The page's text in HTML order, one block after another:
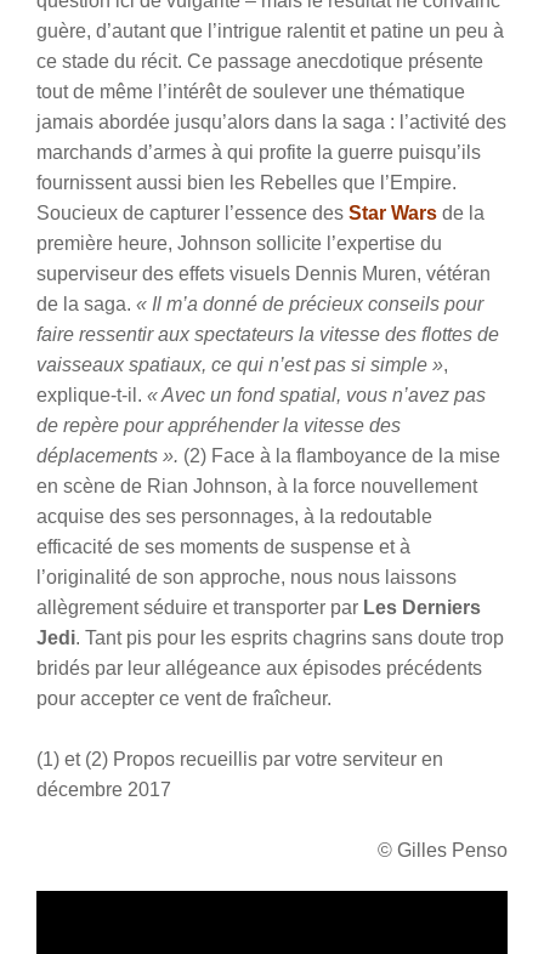
guère, d’autant que l’intrigue ralentit et patine un peu à
ce stade du récit. Ce passage anecdotique présente
tout de même l’intérêt de soulever une thématique
jamais abordée jusqu’alors dans la saga : l’activité des
marchands d’armes à qui profite la guerre puisqu’ils
fournissent aussi bien les Rebelles que l’Empire.
Soucieux de capturer l’essence des Star Wars de la
première heure, Johnson sollicite l’expertise du
superviseur des effets visuels Dennis Muren, vétéran
de la saga. « Il m’a donné de précieux conseils pour
faire ressentir aux spectateurs la vitesse des flottes de
vaisseaux spatiaux, ce qui n’est pas si simple »,
explique-t-il. « Avec un fond spatial, vous n’avez pas
de repère pour appréhender la vitesse des
déplacements ». (2) Face à la flamboyance de la mise
en scène de Rian Johnson, à la force nouvellement
acquise des ses personnages, à la redoutable
efficacité de ses moments de suspense et à
l’originalité de son approche, nous nous laissons
allègrement séduire et transporter par Les Derniers
Jedi. Tant pis pour les esprits chagrins sans doute trop
bridés par leur allégeance aux épisodes précédents
pour accepter ce vent de fraîcheur.
(1) et (2) Propos recueillis par votre serviteur en
décembre 2017
© Gilles Penso